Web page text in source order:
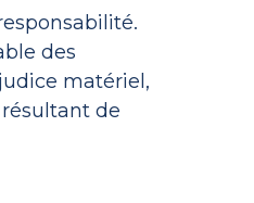
des
matériel,
de